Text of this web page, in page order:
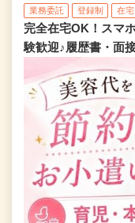
業務委託 登録制 在
完全在宅OK！スマ
験歓迎♪履歴書・面